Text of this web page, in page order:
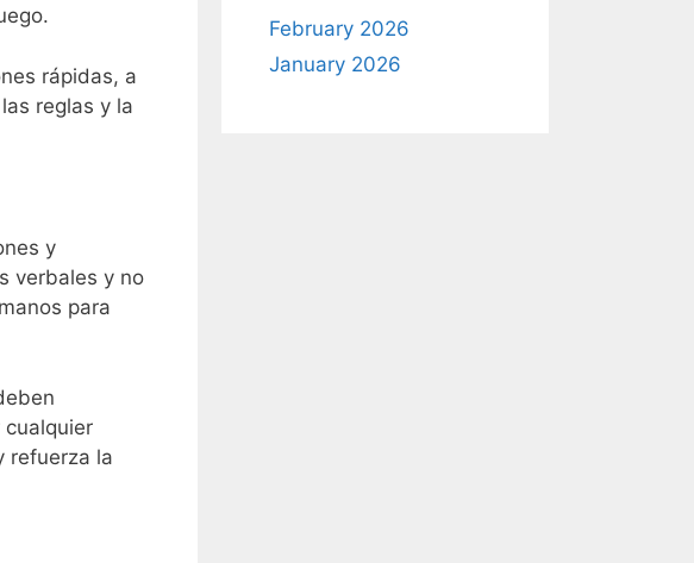
rápidas, a
reglas y la
y
verbales y no
para
refuerza la
February 2026
January 2026